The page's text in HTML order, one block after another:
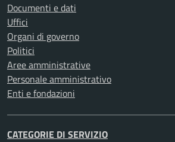
Documenti e dati
Uffici
Organi di governo
Politici
Aree amministrative
Personale amministrativo
Enti e fondazioni
CATEGORIE DI SERVIZIO